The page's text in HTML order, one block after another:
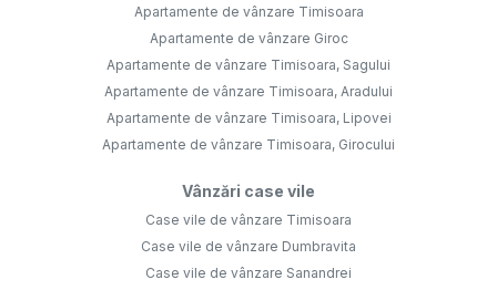
Apartamente de vânzare Timisoara
Apartamente de vânzare Giroc
Apartamente de vânzare Timisoara, Sagului
Apartamente de vânzare Timisoara, Aradului
Apartamente de vânzare Timisoara, Lipovei
Apartamente de vânzare Timisoara, Girocului
Vânzări case vile
Case vile de vânzare Timisoara
Case vile de vânzare Dumbravita
Case vile de vânzare Sanandrei